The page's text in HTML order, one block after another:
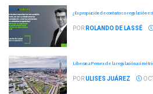
¿Expropiación de contratos o regulación
POR ROLANDO DE LASSÉ
Liberan a Pemex de la regulación
PORULISES JUÁREZ